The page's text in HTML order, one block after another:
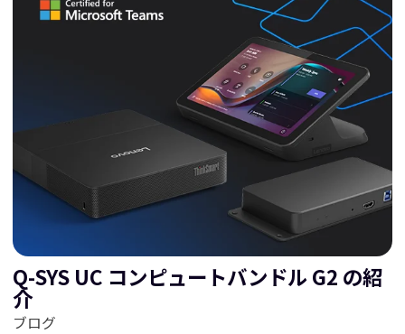
Q-SYS UC コンピュートバンドル G2 の紹
介
ブログ